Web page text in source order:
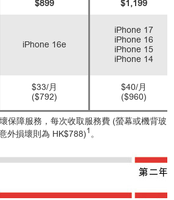
$899 $1,199
iPhone 16e
iPhone 17
iPhone 16
iPhone 15
iPhone 14
$33/月
($792)
$40/月
($960)
保障服務，每次收取服務費 (螢幕或機背玻
外損壞則為 HK$788)1 。